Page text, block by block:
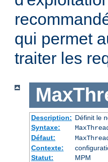
qui permet
traiter les
Description: Définit le
Syntaxe:
Défaut:
Contexte:
Statut:
MPM